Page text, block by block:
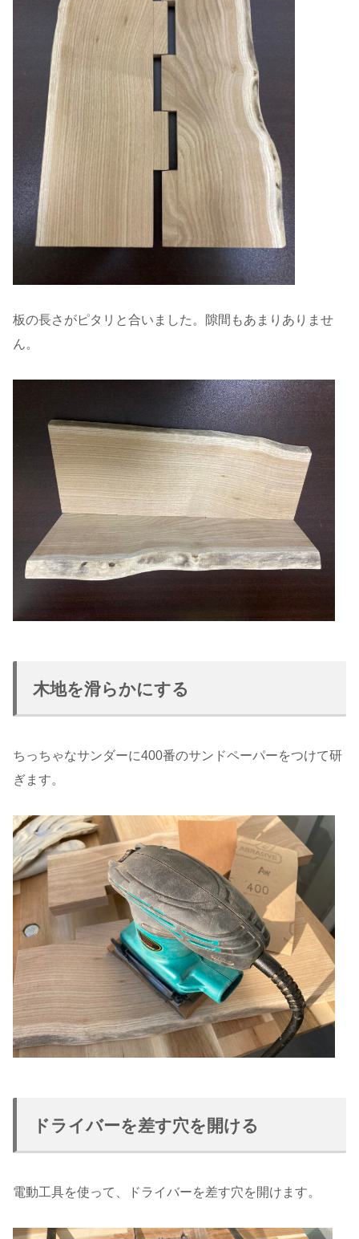
板の長さがピタリと合いました。隙間もあまりありませ
ん。
木地を滑らかにする
ちっちゃなサンダーに400番のサンドペーパーをつけて研
ぎます。
ドライバーを差す穴を開ける
電動工具を使って、ドライバーを差す穴を開けます。